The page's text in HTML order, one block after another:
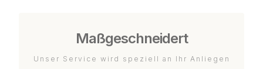
Maßgeschneidert
Unser Service wird speziell an Ihr Anliegen